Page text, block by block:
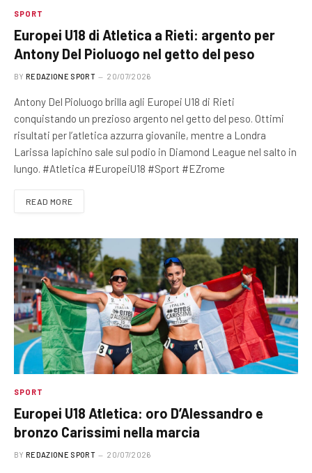
SPORT
Europei U18 di Atletica a Rieti: argento per
Antony Del Pioluogo nel getto del peso
BY REDAZIONE SPORT 20/07/2026
Antony Del Pioluogo brilla agli Europei U18 di Rieti
conquistando un prezioso argento nel getto del peso. Ottimi
risultati per l’atletica azzurra giovanile, mentre a Londra
Larissa Iapichino sale sul podio in Diamond League nel salto in
lungo. #Atletica #EuropeiU18 #Sport #EZrome
READ MORE
SPORT
Europei U18 Atletica: oro D’Alessandro e
bronzo Carissimi nella marcia
BY REDAZIONE SPORT 20/07/2026